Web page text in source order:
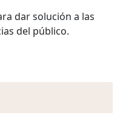
dar solución a las
del público.